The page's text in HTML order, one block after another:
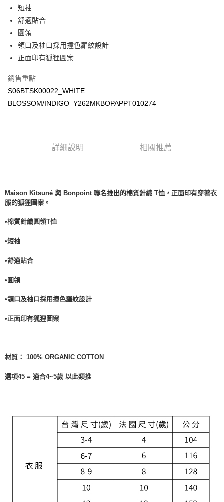
付款後7-11取貨
每筆NT$100，滿NT$3,000(含以上)免運費
宅配
每筆NT$100，滿NT$3,000(含以上)免運費
短袖
舒適貼合
圓領
領口及袖口採用撞色羅紋設計
正面印有狐狸圖案
銷售重點
S06BTSK00022_WHITE
BLOSSOM/INDIGO_Y262MKBOPAPPT010274
詳細說明 相關推薦
Maison Kitsuné 與 Bonpoint 聯名推出的棉質針織 T恤，正面印有穿著衣
服的狐狸圖案。
•棉質針織圓領T恤
•短袖
•舒適貼合
•圓領
•領口及袖口採用撞色羅紋設計
•正面印有狐狸圖案
材質： 100% ORGANIC COTTON
選項45 = 適合4~5歲 以此類推